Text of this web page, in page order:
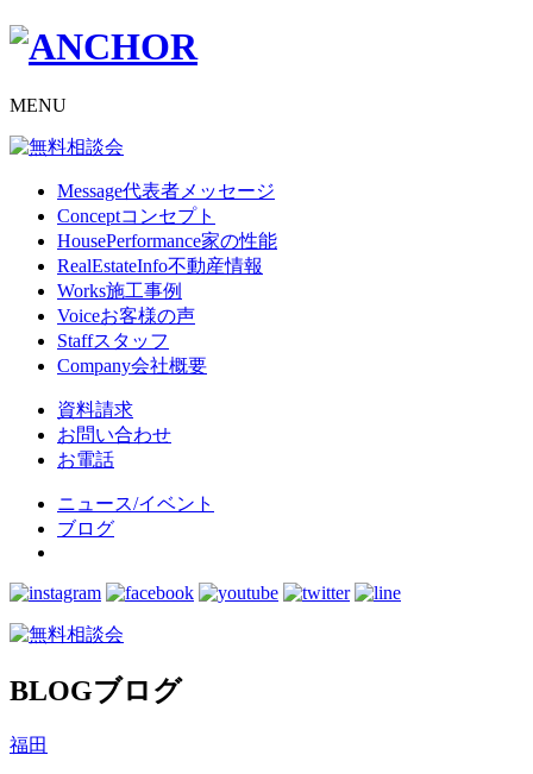
MENU
Message代表者メッセージ
Conceptコンセプト
HousePerformance家の性能
RealEstateInfo不動産情報
Works施工事例
Voiceお客様の声
Staffスタッフ
Company会社概要
資料請求
お問い合わせ
お電話
ニュース/イベント
ブログ
BLOGブログ
福田